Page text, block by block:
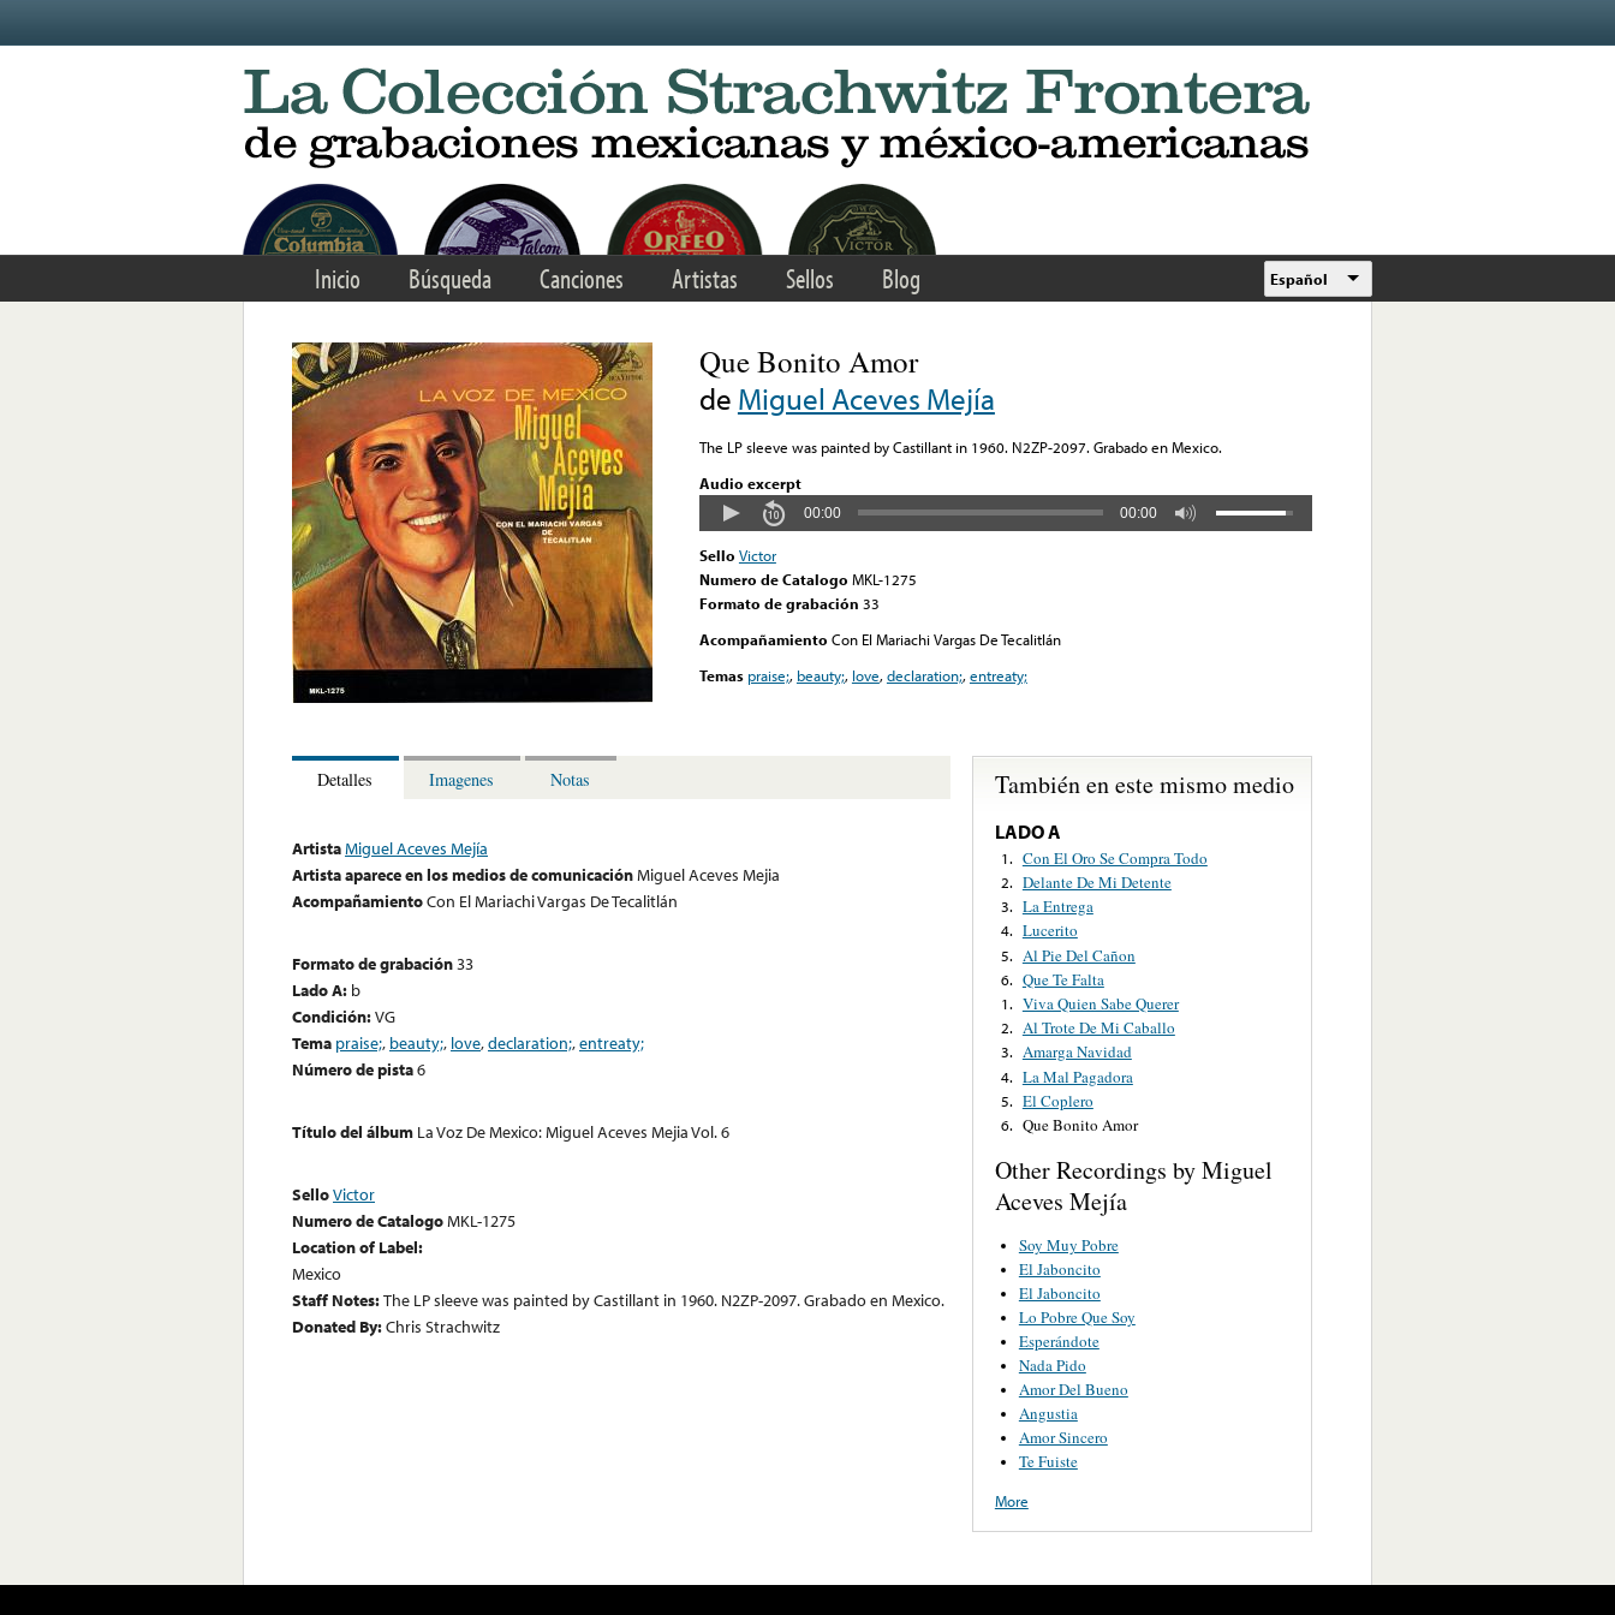
Inicio Búsqueda Canciones Artistas Sellos Blog Español
Que Bonito Amor
de Miguel Aceves Mejía
The LP sleeve was painted by Castillant in 1960. N2ZP-2097. Grabado en Mexico.
Audio excerpt
00:00 00:00
Sello Victor
Numero de Catalogo MKL-1275
Formato de grabación 33
Acompañamiento Con El Mariachi Vargas De Tecalitlán
Temas praise;, beauty;, love,declaration;,entreaty;
Detalles Imagenes Notas
ArtistaMiguel Aceves Mejía
Artista aparece en los medios de comunicaciónMiguel Aceves Mejia
AcompañamientoCon El Mariachi Vargas De Tecalitlán
Formato de grabación33
Lado A: b
Condición:VG
Tema praise;, beauty;, love,declaration;,entreaty;
Número de pista6
Título del álbum La Voz De Mexico: Miguel Aceves Mejia Vol. 6
SelloVictor
Numero de CatalogoMKL-1275
Location of Label:
Mexico
Staff Notes:The LP sleeve was painted by Castillant in 1960. N2ZP-2097. Grabado en Mexico.
Donated By:Chris Strachwitz
También en este mismo medio
LADO A
1. Con El Oro Se Compra Todo
2. Delante De Mi Detente
3. La Entrega
4. Lucerito
5. Al Pie Del Cañon
6. Que Te Falta
1. Viva Quien Sabe Querer
2. Al Trote De Mi Caballo
3. Amarga Navidad
4. La Mal Pagadora
5. El Coplero
6. Que Bonito Amor
Other Recordings by Miguel
Aceves Mejía
Soy Muy Pobre
El Jaboncito
El Jaboncito
Lo Pobre Que Soy
Esperándote
Nada Pido
Amor Del Bueno
Angustia
Amor Sincero
Te Fuiste
More